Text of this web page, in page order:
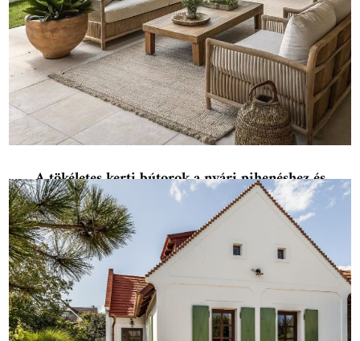
A tökéletes kerti bútorok a nyári pihenéshez és
grillezéshez